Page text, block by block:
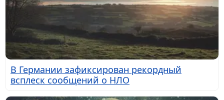
В Германии зафиксирован рекордный
всплеск сообщений о НЛО